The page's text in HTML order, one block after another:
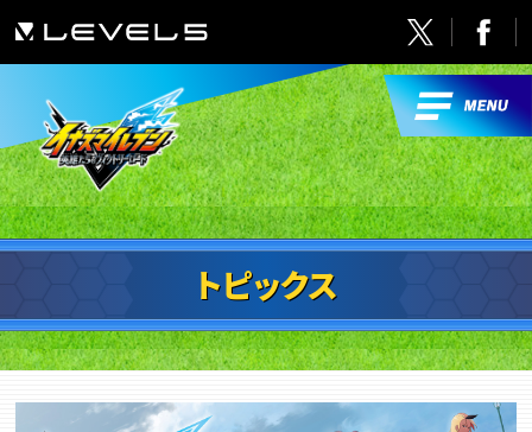
トピックス